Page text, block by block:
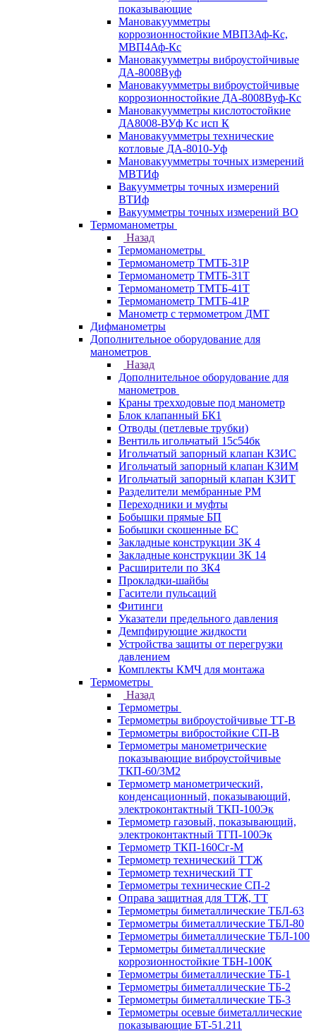
показывающие
Мановакуумметры
коррозионностойкие МВП3Аф-Кс,
МВП4Аф-Кс
Мановакуумметры виброустойчивые
ДА-8008Вуф
Мановакуумметры виброустойчивые
коррозионностойкие ДА-8008Вуф-Кс
Мановакуумметры кислотостойкие
ДА8008-ВУф Кс исп К
Мановакуумметры технические
котловые ДА-8010-Уф
Мановакуумметры точных измерений
МВТИф
Вакуумметры точных измерений
ВТИф
Вакуумметры точных измерений ВО
Термоманометры
Назад
Термоманометры
Термоманометр ТМТБ-31Р
Термоманометр ТМТБ-31Т
Термоманометр ТМТБ-41Т
Термоманометр ТМТБ-41Р
Манометр с термометром ДМТ
Дифманометры
Дополнительное оборудование для
манометров
Назад
Дополнительное оборудование для
манометров
Краны трехходовые под манометр
Блок клапанный БК1
Отводы (петлевые трубки)
Вентиль игольчатый 15с54бк
Игольчатый запорный клапан КЗИС
Игольчатый запорный клапан КЗИМ
Игольчатый запорный клапан КЗИТ
Разделители мембранные РМ
Переходники и муфты
Бобышки прямые БП
Бобышки скошенные БС
Закладные конструкции ЗК 4
Закладные конструкции ЗК 14
Расширители по ЗК4
Прокладки-шайбы
Гасители пульсаций
Фитинги
Указатели предельного давления
Демпфирующие жидкости
Устройства защиты от перегрузки
давлением
Комплекты КМЧ для монтажа
Термометры
Назад
Термометры
Термометры виброустойчивые ТТ-В
Термометры вибростойкие СП-В
Термометры манометрические
показывающие виброустойчивые
ТКП-60/3М2
Термометр манометрический,
конденсационный, показывающий,
электроконтактный ТКП-100Эк
Термометр газовый, показывающий,
электроконтактный ТГП-100Эк
Термометр ТКП-160Сг-М
Термометр технический ТТЖ
Термометр технический ТТ
Термометры технические СП-2
Оправа защитная для ТТЖ, ТТ
Термометры биметаллические ТБЛ-63
Термометры биметаллические ТБЛ-80
Термометры биметаллические ТБЛ-100
Термометры биметаллические
коррозионностойкие ТБН-100К
Термометры биметаллические ТБ-1
Термометры биметаллические ТБ-2
Термометры биметаллические ТБ-3
Термометры осевые биметаллические
показывающие БТ-51.211